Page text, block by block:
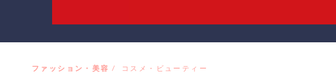
ファッション・美容 コスメ・ビューティー